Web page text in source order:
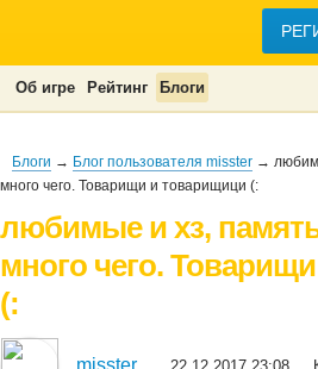
Об игре Рейтинг Блоги
Блоги → Блог пользователя misster →
много чего. Товарищи и товарищици (:
любимые и хз,
много чего.
(:
misster